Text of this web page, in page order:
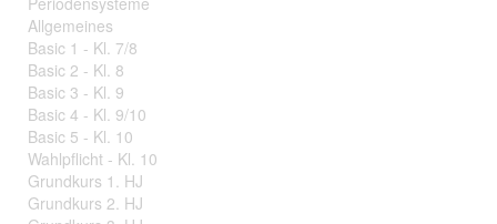
Allgemeines
Basic 1 - Kl. 7/8
Basic 2 - Kl. 8
Basic 3 - Kl. 9
Basic 4 - Kl. 9/10
Basic 5 - Kl. 10
Wahlpflicht - Kl. 10
Grundkurs 1. HJ
Grundkurs 2. HJ